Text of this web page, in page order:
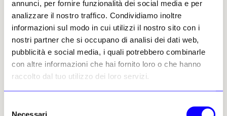
annunci, per fornire funzionalità dei social media e per
analizzare il nostro traffico. Condividiamo inoltre
informazioni sul modo in cui utilizzi il nostro sito con i
nostri partner che si occupano di analisi dei dati web,
pubblicità e social media, i quali potrebbero combinarle
con altre informazioni che hai fornito loro o che hanno
raccolto dal tuo utilizzo dei loro servizi.
Necessari
medium come terreno di sperimentazione per
mettere in discussione convenzioni estetiche,
ruoli di genere e codici della
rappresentazione.
Il percorso si articola in due sezioni
più importanti autori della fotografia del